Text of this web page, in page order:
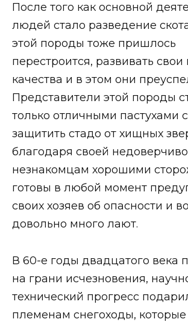
После того как основной
людей стало разведение
этой породы тоже пришлось
перестроится, развивать
качества и в этом они
Представители этой породы
только отличными пастухами
защитить стадо от хищных
благодаря своей
незнакомцам хорошими
готовы в любой момент
своих хозяев об опасности и
довольно много лают.
В 60-е годы двадцатого века
на грани исчезновения,
технический прогресс
племенам снегоходы,